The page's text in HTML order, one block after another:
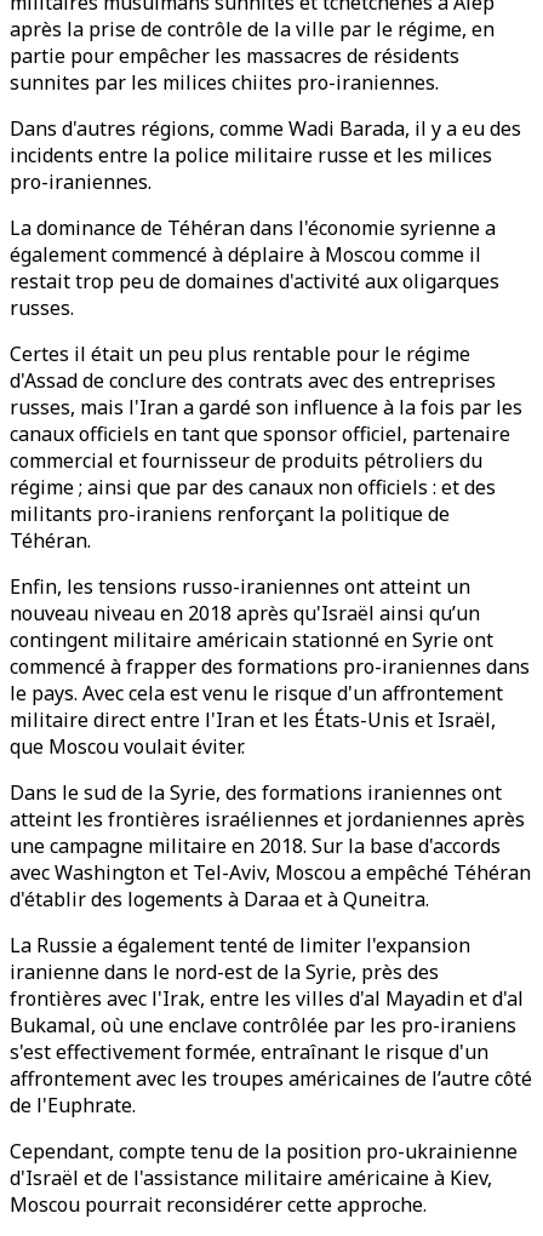
après la prise de contrôle de la ville par le régime, en
partie pour empêcher les massacres de résidents
sunnites par les milices chiites pro-iraniennes.
Dans d'autres régions, comme Wadi Barada, il y a eu des
incidents entre la police militaire russe et les milices
pro-iraniennes.
La dominance de Téhéran dans l'économie syrienne a
également commencé à déplaire à Moscou comme il
restait trop peu de domaines d'activité aux oligarques
russes.
Certes il était un peu plus rentable pour le régime
d'Assad de conclure des contrats avec des entreprises
russes, mais l'Iran a gardé son influence à la fois par les
canaux officiels en tant que sponsor officiel, partenaire
commercial et fournisseur de produits pétroliers du
régime ; ainsi que par des canaux non officiels : et des
militants pro-iraniens renforçant la politique de
Téhéran.
Enfin, les tensions russo-iraniennes ont atteint un
nouveau niveau en 2018 après qu'Israël ainsi qu’un
contingent militaire américain stationné en Syrie ont
commencé à frapper des formations pro-iraniennes dans
le pays. Avec cela est venu le risque d'un affrontement
militaire direct entre l'Iran et les États-Unis et Israël,
que Moscou voulait éviter.
Dans le sud de la Syrie, des formations iraniennes ont
atteint les frontières israéliennes et jordaniennes après
une campagne militaire en 2018. Sur la base d'accords
avec Washington et Tel-Aviv, Moscou a empêché Téhéran
d'établir des logements à Daraa et à Quneitra.
La Russie a également tenté de limiter l'expansion
iranienne dans le nord-est de la Syrie, près des
frontières avec l'Irak, entre les villes d'al Mayadin et d'al
Bukamal, où une enclave contrôlée par les pro-iraniens
s'est effectivement formée, entraînant le risque d'un
affrontement avec les troupes américaines de l’autre côté
de l'Euphrate.
Cependant, compte tenu de la position pro-ukrainienne
d'Israël et de l'assistance militaire américaine à Kiev,
Moscou pourrait reconsidérer cette approche.